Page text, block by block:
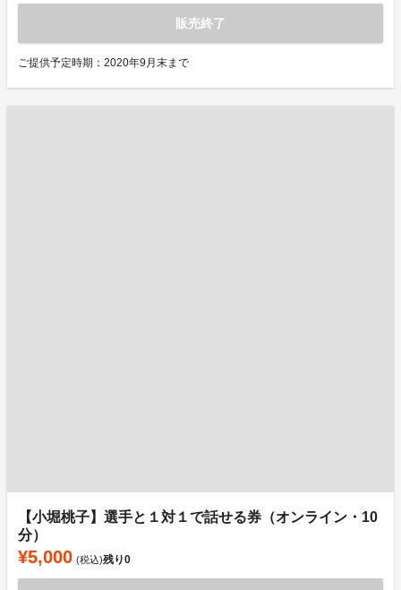
販売終了
ご提供予定時期：2020年9月末まで
【小堀桃子】選手と１対１で話せる券（オンライン・10
分）
¥5,000 (税込)残り0